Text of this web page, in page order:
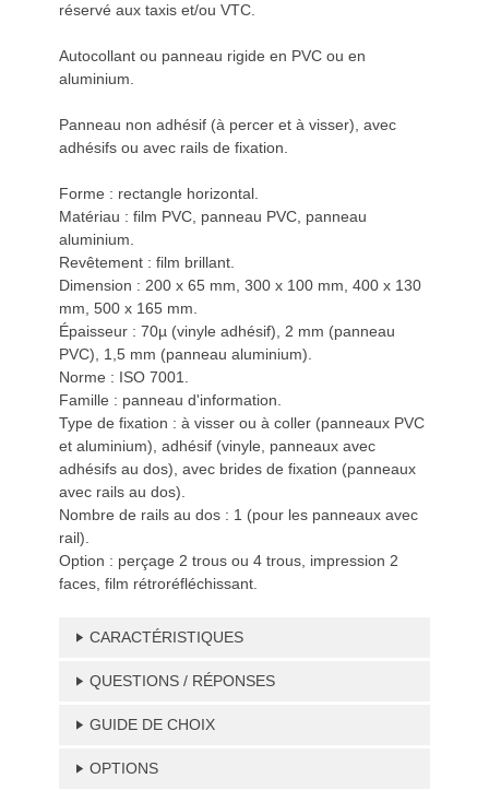
réservé aux taxis et/ou VTC.
Autocollant ou panneau rigide en PVC ou en
aluminium.
Panneau non adhésif (à percer et à visser), avec
adhésifs ou avec rails de fixation.
Forme : rectangle horizontal.
Matériau : film PVC, panneau PVC, panneau
aluminium.
Revêtement : film brillant.
Dimension : 200 x 65 mm, 300 x 100 mm, 400 x 130
mm, 500 x 165 mm.
Épaisseur : 70µ (vinyle adhésif), 2 mm (panneau
PVC), 1,5 mm (panneau aluminium).
Norme : ISO 7001.
Famille : panneau d'information.
Type de fixation : à visser ou à coller (panneaux PVC
et aluminium), adhésif (vinyle, panneaux avec
adhésifs au dos), avec brides de fixation (panneaux
avec rails au dos).
Nombre de rails au dos : 1 (pour les panneaux avec
rail).
Option : perçage 2 trous ou 4 trous, impression 2
faces, film rétroréfléchissant.
CARACTÉRISTIQUES
QUESTIONS / RÉPONSES
GUIDE DE CHOIX
OPTIONS